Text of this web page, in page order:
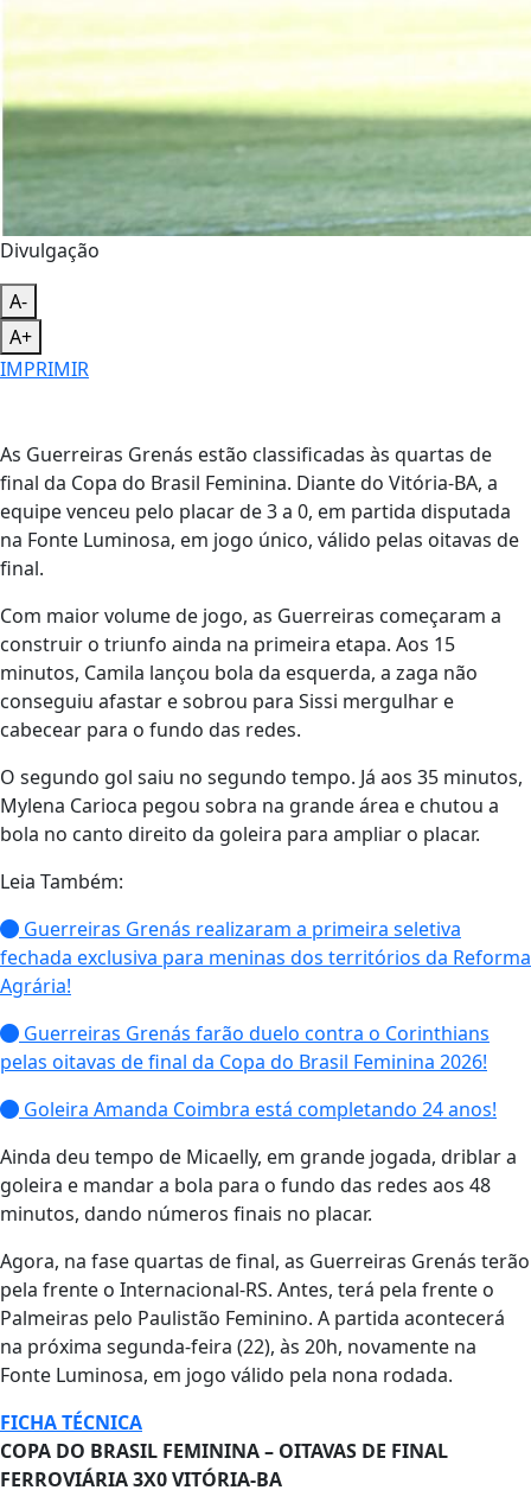
Divulgação
A-
A+
IMPRIMIR
As Guerreiras Grenás estão classificadas às quartas de
final da Copa do Brasil Feminina. Diante do Vitória-BA, a
equipe venceu pelo placar de 3 a 0, em partida disputada
na Fonte Luminosa, em jogo único, válido pelas oitavas de
final.
Com maior volume de jogo, as Guerreiras começaram a
construir o triunfo ainda na primeira etapa. Aos 15
minutos, Camila lançou bola da esquerda, a zaga não
conseguiu afastar e sobrou para Sissi mergulhar e
cabecear para o fundo das redes.
O segundo gol saiu no segundo tempo. Já aos 35 minutos,
Mylena Carioca pegou sobra na grande área e chutou a
bola no canto direito da goleira para ampliar o placar.
Leia Também:
Guerreiras Grenás realizaram a primeira seletiva
fechada exclusiva para meninas dos territórios da Reforma
Agrária!
Guerreiras Grenás farão duelo contra o Corinthians
pelas oitavas de final da Copa do Brasil Feminina 2026!
Goleira Amanda Coimbra está completando 24 anos!
Ainda deu tempo de Micaelly, em grande jogada, driblar a
goleira e mandar a bola para o fundo das redes aos 48
minutos, dando números finais no placar.
Agora, na fase quartas de final, as Guerreiras Grenás terão
pela frente o Internacional-RS. Antes, terá pela frente o
Palmeiras pelo Paulistão Feminino. A partida acontecerá
na próxima segunda-feira (22), às 20h, novamente na
Fonte Luminosa, em jogo válido pela nona rodada.
FICHA TÉCNICA
COPA DO BRASIL FEMININA – OITAVAS DE FINAL
FERROVIÁRIA 3X0 VITÓRIA-BA